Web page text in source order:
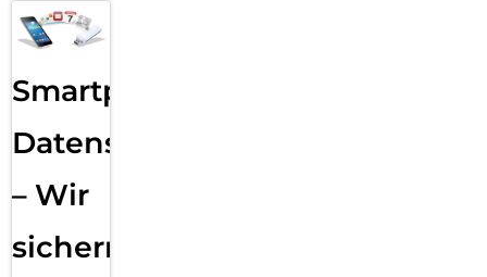
Smartphone
Datensicherung
– Wir
sichern